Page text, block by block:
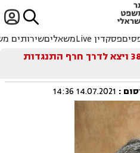
ﱐ
פסקדין Live משאליםשירותים
פרויקט בבת-ים סווג כתמ״א 38 ויצא לדרך חרף התנגדות
:
14.07.2021 14:36